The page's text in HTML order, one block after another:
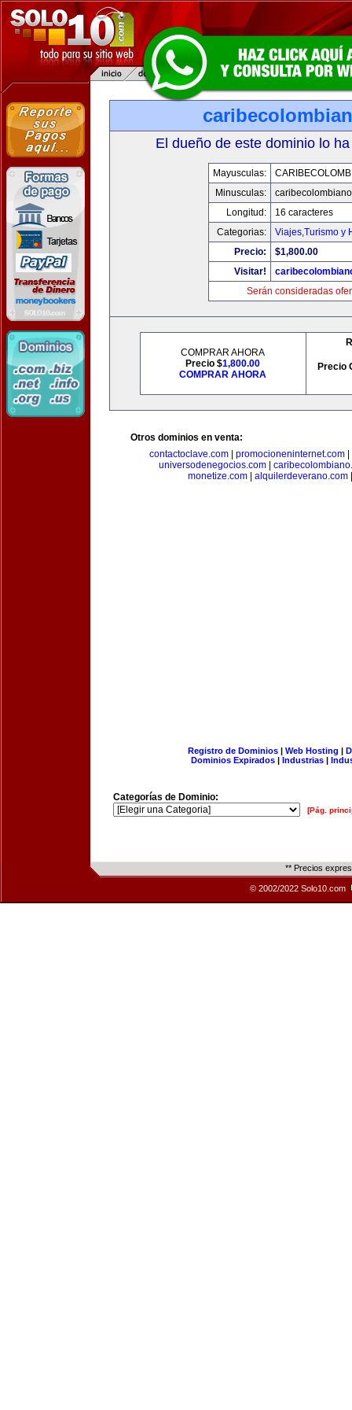
El dueño de este dominio lo
Mayusculas:
Minusculas:
Longitud:
16 caracteres
Categorias:
Viajes,Turismo y
Precio:
$1,800.00
Visitar!
Serán consideradas
COMPRAR AHORA
Precio $1,800.00
COMPRAR AHORA
Precio
Otros dominios en venta:
contactoclave.com| promocioneninternet.com|
universodenegocios.com|
monetize.com
alquilerdeverano.com
Registro de Dominios| Web Hosting |
Dominios Expirados | Industrias |
Categorías de Dominio:
[Pág.
** Precios
© 2002/2022 Solo10.com